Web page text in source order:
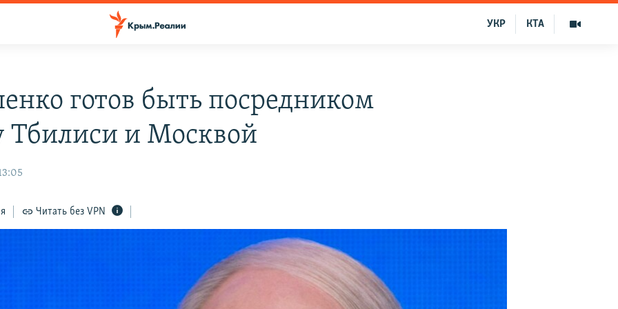
КТА
УКР
готов быть посредником
Тбилиси и Москвой
Читать без VPN